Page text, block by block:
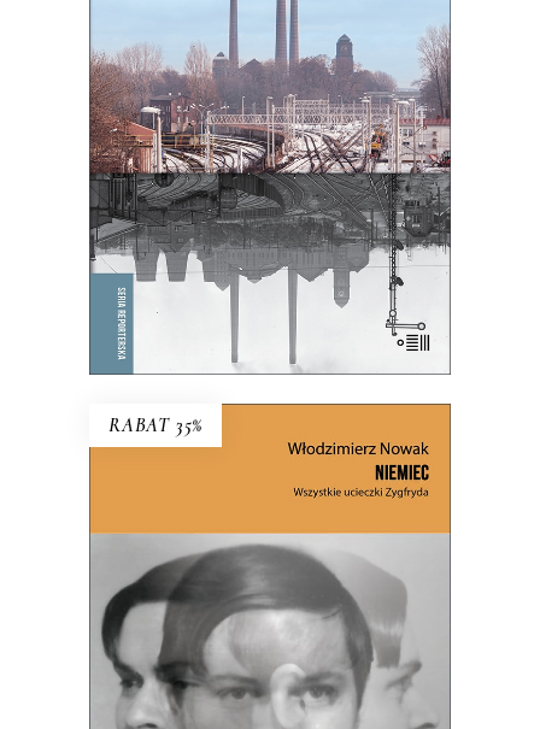
E-BOOK DO KOSZYKA
To, co zdecydowało o powstaniu
Bytomia, jego bogactwie i tradycji,
miało stać się jego zagładą.
61.00zł 39.65zł
KSIĄŻKA DO KOSZYKA
RABAT 35%
NIEMIEC. WSZYSTKIE
UCIECZKI ZYGFRYDA
Czy Zygfryd Kapela zdradził Niemcy z
Polską, czy Polskę z Niemcami?
61.00 39.65zł